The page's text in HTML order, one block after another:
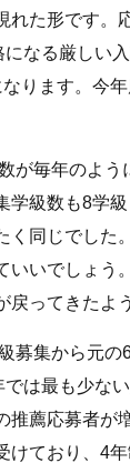
た形です。
なる厳しい
ります。今
が毎年のよ
級数も8学
く同じでした
いでしょう
ってきたよ
募集から元
は最も少な
薦応募者が
ており、4